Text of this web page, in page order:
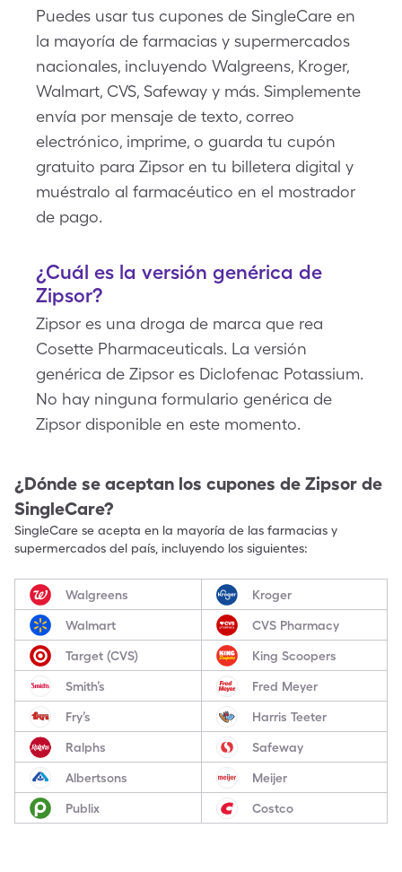
Puedes usar tus cupones de SingleCare en
la mayoría de farmacias y supermercados
nacionales, incluyendo Walgreens, Kroger,
Walmart, CVS, Safeway y más. Simplemente
envía por mensaje de texto, correo
electrónico, imprime, o guarda tu cupón
gratuito para Zipsor en tu billetera digital y
muéstralo al farmacéutico en el mostrador
de pago.
¿Cuál es la versión genérica de
Zipsor?
Zipsor es una droga de marca que rea
Cosette Pharmaceuticals. La versión
genérica de Zipsor es Diclofenac Potassium.
No hay ninguna formulario genérica de
Zipsor disponible en este momento.
¿Dónde se aceptan los cupones de Zipsor de
SingleCare?
SingleCare se acepta en la mayoría de las farmacias y
supermercados del país, incluyendo los siguientes:
Walgreens Kroger
Walmart CVS Pharmacy
Target (CVS) King Scoopers
Smith’s Fred Meyer
Fry’s Harris Teeter
Ralphs Safeway
Albertsons Meijer
Publix Costco